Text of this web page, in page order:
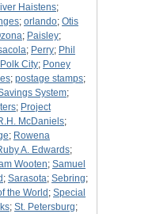
Haistens;
; orlando; Otis
; Paisley;
; Perry; Phil
Polk City; Poney
; postage stamps;
System;
; Project
McDaniels;
; Rowena
A. Edwards;
Wooten; Samuel
; Sarasota; Sebring;
the World ; Special
; St. Petersburg;